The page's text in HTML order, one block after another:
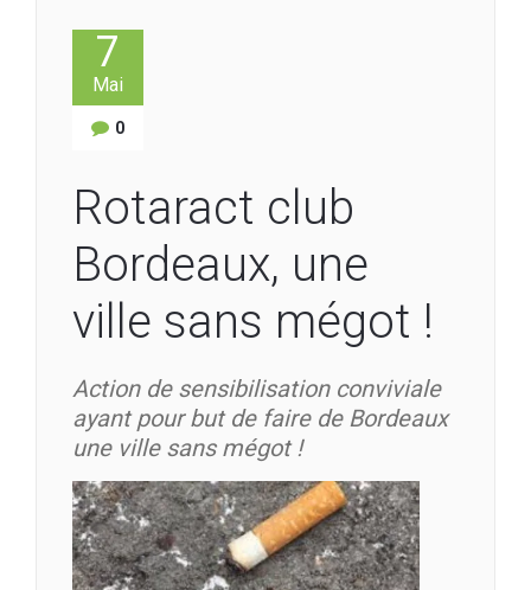
7
Mai
0
Rotaract club
Bordeaux, une
ville sans mégot !
Action de sensibilisation conviviale
ayant pour but de faire de Bordeaux
une ville sans mégot !